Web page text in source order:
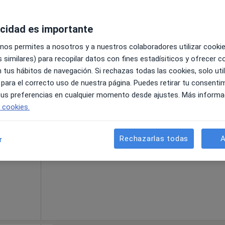
Tarragona, en zonas cercanas a tu búsqueda
La reserva de cita online no está
Pedir una cita
es importante
permites a nosotros y a nuestros colaboradores utilizar
similares) para recopilar datos con fines estadísiticos y ofrecer
tus hábitos de navegación. Si rechazas todas las cookies, solo
el correcto uso de nuestra página. Puedes retirar tu
preferencias en cualquier momento desde ajustes. Más
Rechazarlas todas